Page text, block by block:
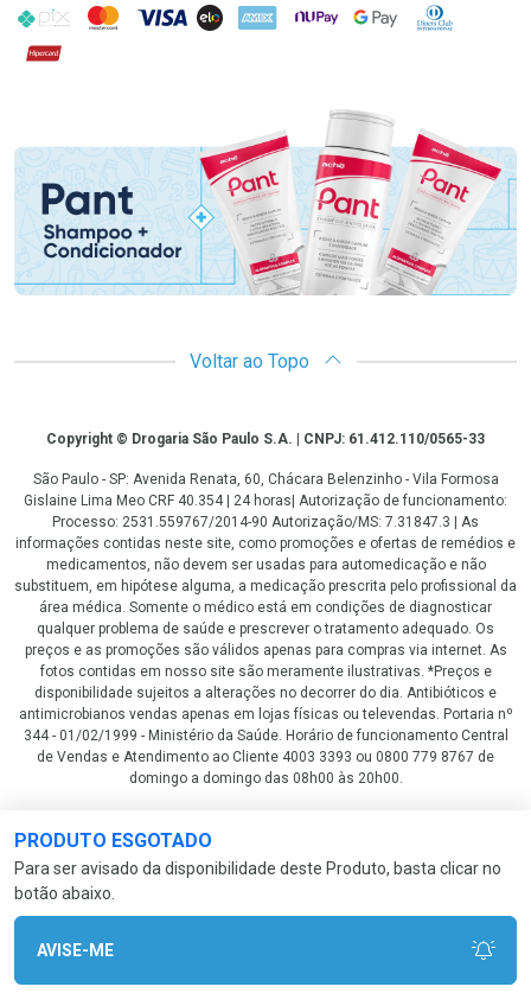
PRODUTO ESGOTADO
Para ser avisado da disponibilidade deste Produto, basta clicar no
botão abaixo.
AVISE-ME
PIX MasterCard
VISA ELO AMEX NuPay Google PayDiners Club
Hipercard
Promoção em Destaque
Voltar ao Topo
CopyrightCopyright © Drogaria São Paulo S.A. | CNPJ: 61.412.110/0565-33
São Paulo - SP: Avenida Renata, 60, Chácara Belenzinho - Vila Formosa
Gislaine Lima Meo CRF 40.354 | 24 horas| Autorização de funcionamento:
Processo: 2531.559767/2014-90 Autorização/MS: 7.31847.3 | As
informações contidas neste site, como promoções e ofertas de remédios e
medicamentos, não devem ser usadas para automedicação e não
substituem, em hipótese alguma, a medicação prescrita pelo profissional da
área médica. Somente o médico está em condições de diagnosticar
qualquer problema de saúde e prescrever o tratamento adequado. Os
preços e as promoções são válidos apenas para compras via internet. As
fotos contidas em nosso site são meramente ilustrativas. *Preços e
disponibilidade sujeitos a alterações no decorrer do dia. Antibióticos e
antimicrobianos vendas apenas em lojas físicas ou televendas. Portaria nº
344 - 01/02/1999 - Ministério da Saúde. Horário de funcionamento Central
de Vendas e Atendimento ao Cliente 4003 3393 ou 0800 779 8767 de
domingo a domingo das 08h00 às 20h00.
LGPD Aceite os Cookies